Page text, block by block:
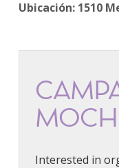
Ubicación: 1510
Interested in